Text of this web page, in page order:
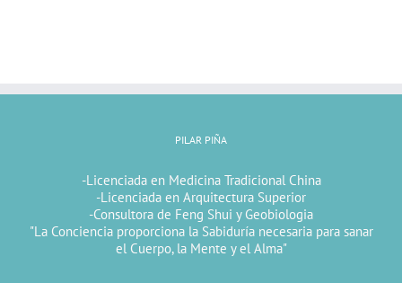
PILAR PIÑA
-Licenciada en Medicina Tradicional China
-Licenciada en Arquitectura Superior
-Consultora de Feng Shui y Geobiologia
"La Conciencia proporciona la Sabiduría necesaria para sanar
el Cuerpo, la Mente y el Alma"